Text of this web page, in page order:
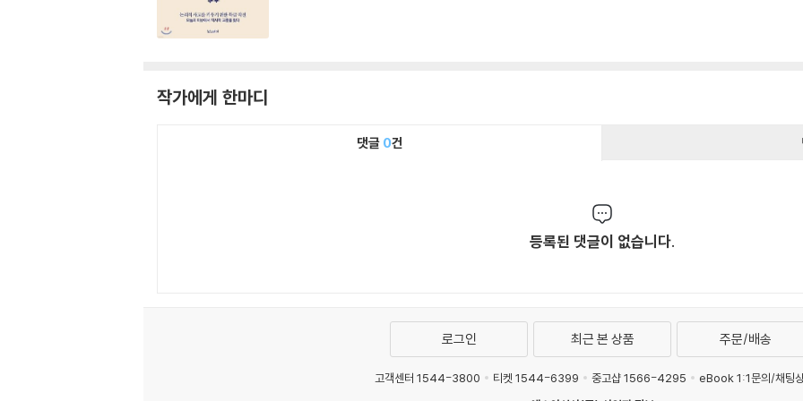
작가에게 한마디
댓글 0건
등록된 댓글이 없습니다.
로그인 최근 본 상품 주문/배송
고객센터 1544-3800 티켓 1544-6399 중고샵 1566-4295
eBook 1:1문의/채팅